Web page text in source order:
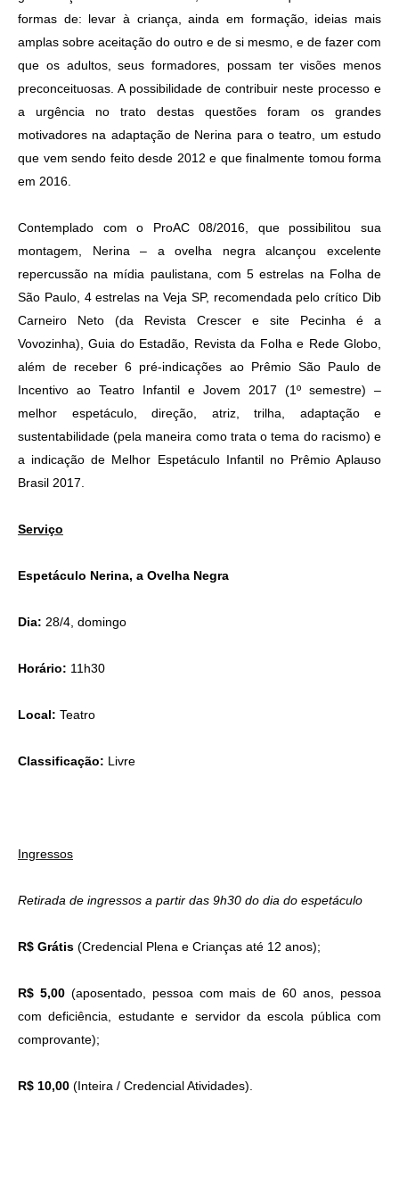
formas de: levar à criança, ainda em formação, ideias mais
amplas sobre aceitação do outro e de si mesmo, e de fazer com
que os adultos, seus formadores, possam ter visões menos
preconceituosas. A possibilidade de contribuir neste processo e
a urgência no trato destas questões foram os grandes
motivadores na adaptação de Nerina para o teatro, um estudo
que vem sendo feito desde 2012 e que finalmente tomou forma
em 2016.
Contemplado com o ProAC 08/2016, que possibilitou sua
montagem, Nerina – a ovelha negra alcançou excelente
repercussão na mídia paulistana, com 5 estrelas na Folha de
São Paulo, 4 estrelas na Veja SP, recomendada pelo crítico Dib
Carneiro Neto (da Revista Crescer e site Pecinha é a
Vovozinha), Guia do Estadão, Revista da Folha e Rede Globo,
além de receber 6 pré-indicações ao Prêmio São Paulo de
Incentivo ao Teatro Infantil e Jovem 2017 (1º semestre) –
melhor espetáculo, direção, atriz, trilha, adaptação e
sustentabilidade (pela maneira como trata o tema do racismo) e
a indicação de Melhor Espetáculo Infantil no Prêmio Aplauso
Brasil 2017.
Serviço
Espetáculo Nerina, a Ovelha Negra
Dia: 28/4, domingo
Horário: 11h30
Local: Teatro
Classificação: Livre
Ingressos
Retirada de ingressos a partir das 9h30 do dia do espetáculo
R$ Grátis (Credencial Plena e Crianças até 12 anos);
R$ 5,00 (aposentado, pessoa com mais de 60 anos, pessoa
com deficiência, estudante e servidor da escola pública com
comprovante);
R$ 10,00 (Inteira / Credencial Atividades).